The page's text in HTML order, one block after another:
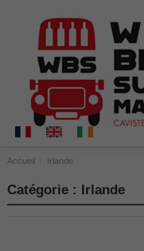
Accueil Irlande
Catégorie : Irlande